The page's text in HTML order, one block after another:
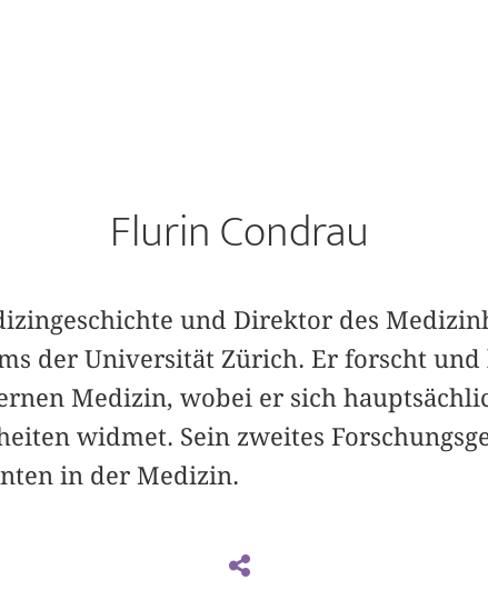
Flurin Condrau
und Direktor des
der Universität Zürich. Er forscht
Medizin, wobei er sich
widmet. Sein zweites
in der Medizin.